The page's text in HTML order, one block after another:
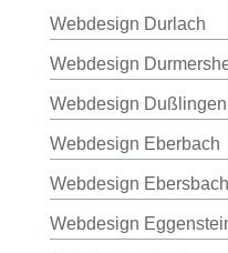
Webdesign Durlach
Webdesign
Webdesign Dußlingen
Webdesign Eberbach
Webdesign
Webdesign